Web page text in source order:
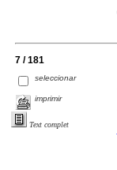
7 / 181
seleccionar
imprimir
Text complet